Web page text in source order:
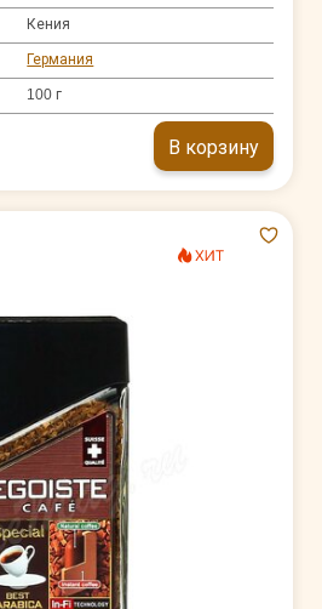
Кения
Германия
100 г
В корзину